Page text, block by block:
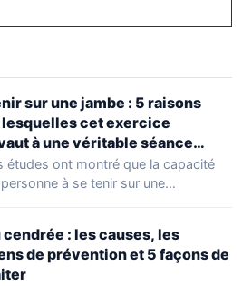
sur une jambe : 5 raisons
cet exercice
à une véritable séance
études ont montré que la capacité
personne à se tenir sur une…
cendrée : les causes, les
de prévention et 5 façons de